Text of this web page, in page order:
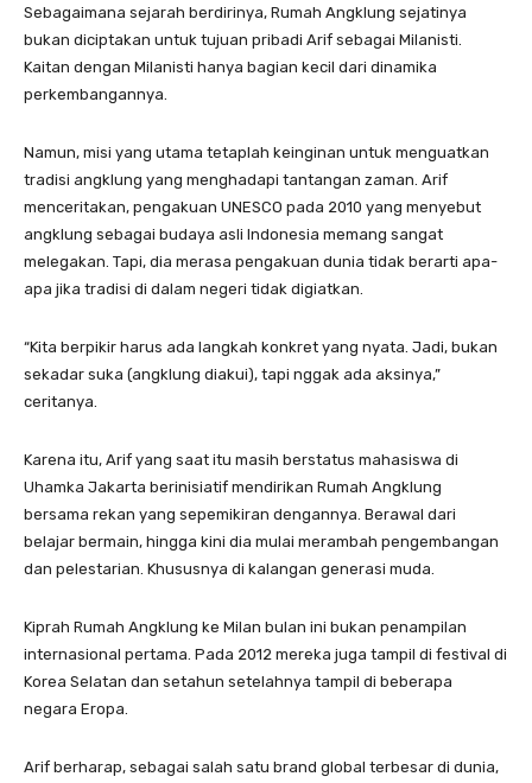
Sebagaimana sejarah berdirinya, Rumah Angklung sejatinya
bukan diciptakan untuk tujuan pribadi Arif sebagai Milanisti.
Kaitan dengan Milanisti hanya bagian kecil dari dinamika
perkembangannya.
Namun, misi yang utama tetaplah keinginan untuk menguatkan
tradisi angklung yang menghadapi tantangan zaman. Arif
menceritakan, pengakuan UNESCO pada 2010 yang menyebut
angklung sebagai budaya asli Indonesia memang sangat
melegakan. Tapi, dia merasa pengakuan dunia tidak berarti apa-
apa jika tradisi di dalam negeri tidak digiatkan.
“Kita berpikir harus ada langkah konkret yang nyata. Jadi, bukan
sekadar suka (angklung diakui), tapi nggak ada aksinya,”
ceritanya.
Karena itu, Arif yang saat itu masih berstatus mahasiswa di
Uhamka Jakarta berinisiatif mendirikan Rumah Angklung
bersama rekan yang sepemikiran dengannya. Berawal dari
belajar bermain, hingga kini dia mulai merambah pengembangan
dan pelestarian. Khususnya di kalangan generasi muda.
Kiprah Rumah Angklung ke Milan bulan ini bukan penampilan
internasional pertama. Pada 2012 mereka juga tampil di festival di
Korea Selatan dan setahun setelahnya tampil di beberapa
negara Eropa.
Arif berharap, sebagai salah satu brand global terbesar di dunia,